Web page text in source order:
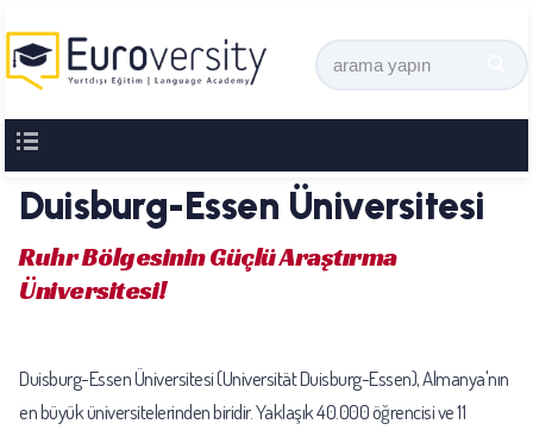
Duisburg-Essen Üniversitesi
Ruhr Bölgesinin Güçlü Araştırma
Üniversitesi!
Duisburg-Essen Üniversitesi (Universität Duisburg-Essen), Almanya'nın
en büyük üniversitelerinden biridir. Yaklaşık 40.000 öğrencisi ve 11